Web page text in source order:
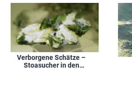
Verborgene Schätze –
Stoasucher in den